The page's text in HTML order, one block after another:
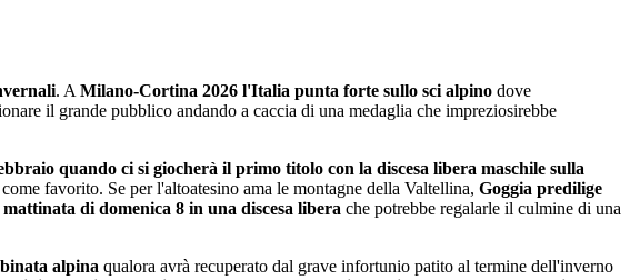
. A Milano-Cortina 2026 l'Italia punta forte sullo sci alpino dove
il grande pubblico andando a caccia di una medaglia che impreziosirebbe
quando ci si giocherà il primo titolo con la discesa libera maschile sulla
favorito. Se per l'altoatesino ama le montagne della Valtellina, Goggia predilige
di domenica 8 in una discesa libera che potrebbe regalarle il culmine di una
alpina qualora avrà recuperato dal grave infortunio patito al termine dell'inverno